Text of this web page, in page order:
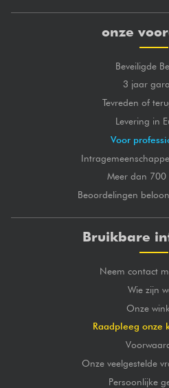
onze
Beveiligde
3 jaar
Tevreden of
Levering in
Voor
Meer dan 700
Beoordelingen
Bruikbare
Neem contact
Wie zijn
Onze
Raadpleeg onze
Onze veelgestelde
Persoonlijke